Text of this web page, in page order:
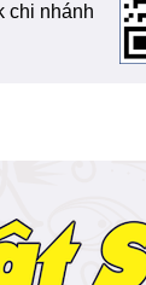
chi nhánh